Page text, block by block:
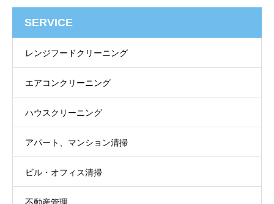
SERVICE
レンジフードクリーニング
エアコンクリーニング
ハウスクリーニング
アパート、マンション清掃
ビル・オフィス清掃